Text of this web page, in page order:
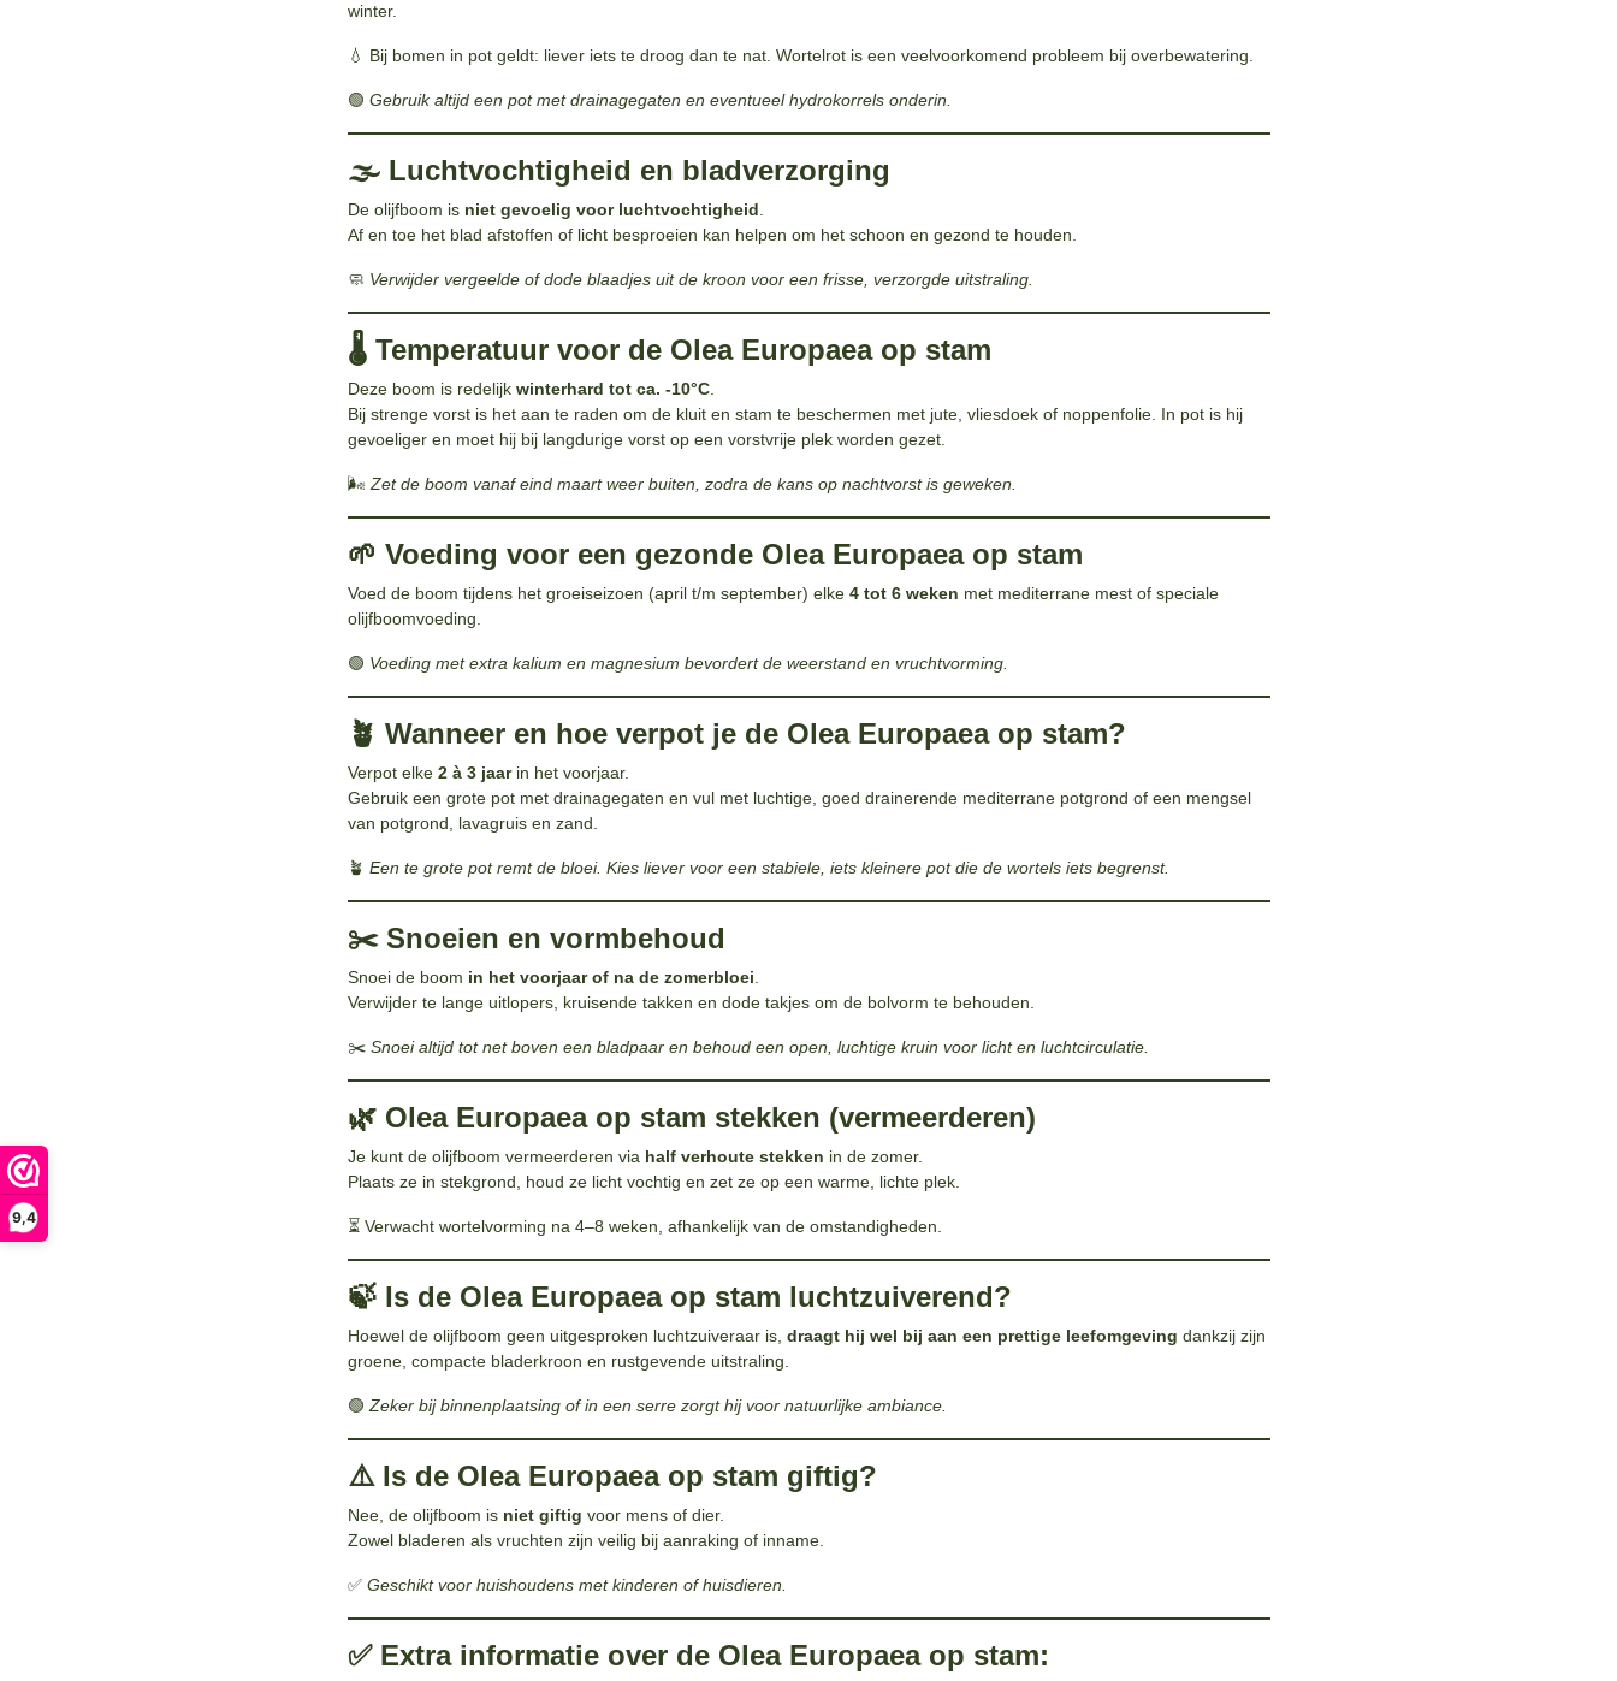
9,4
winter.
💧 Bij bomen in pot geldt: liever iets te droog dan te nat. Wortelrot is een veelvoorkomend probleem bij overbewatering.
🟢 Gebruik altijd een pot met drainagegaten en eventueel hydrokorrels onderin.
🌫️ Luchtvochtigheid en bladverzorging
De olijfboom is niet gevoelig voor luchtvochtigheid
Af en toe het blad afstoffen of licht besproeien kan helpen om het schoon en gezond te houden.
🧼 Verwijder vergeelde of dode blaadjes uit de kroon voor een frisse, verzorgde uitstraling.
🌡️ Temperatuur voor de Olea Europaea op stam
Deze boom is redelijk winterhard tot ca. -10°C.
Bij strenge vorst is het aan te raden om de kluit en stam te beschermen met jute, vliesdoek of noppenfolie. In pot is hij
gevoeliger en moet hij bij langdurige vorst op een vorstvrije plek worden gezet.
🌬️ Zet de boom vanaf eind maart weer buiten, zodra de kans op nachtvorst is geweken.
🌱 Voeding voor een gezonde Olea Europaea op stam
Voed de boom tijdens het groeiseizoen (april t/m september) elke 4 tot 6 weken met mediterrane mest of speciale
olijfboomvoeding.
🟢 Voeding met extra kalium en magnesium bevordert de weerstand en vruchtvorming.
🪴 Wanneer en hoe verpot je de Olea Europaea op stam?
Verpot elke 2 à 3 jaarin het voorjaar.
Gebruik een grote pot met drainagegaten en vul met luchtige, goed drainerende mediterrane potgrond of een mengsel
van potgrond, lavagruis en zand.
🪴 Een te grote pot remt de bloei. Kies liever voor een stabiele, iets kleinere pot die de wortels iets begrenst.
✂️ Snoeien en vormbehoud
Snoei de boom in het voorjaar of na de zomerbloei
Verwijder te lange uitlopers, kruisende takken en dode takjes om de bolvorm te behouden.
✂️ Snoei altijd tot net boven een bladpaar en behoud een open, luchtige kruin voor licht en luchtcirculatie.
🌿 Olea Europaea op stam stekken (vermeerderen)
Je kunt de olijfboom vermeerderen via half verhoute stekken in de zomer.
Plaats ze in stekgrond, houd ze licht vochtig en zet ze op een warme, lichte plek.
⏳ Verwacht wortelvorming na 4–8 weken, afhankelijk van de omstandigheden.
🍃 Is de Olea Europaea op stam luchtzuiverend?
Hoewel de olijfboom geen uitgesproken luchtzuiveraar is, draagt hij wel bij aan een prettige leefomgeving dankzij zijn
groene, compacte bladerkroon en rustgevende uitstraling.
🟢 Zeker bij binnenplaatsing of in een serre zorgt hij voor natuurlijke ambiance.
⚠️ Is de Olea Europaea op stam giftig?
Nee, de olijfboom is niet giftig voor mens of dier.
Zowel bladeren als vruchten zijn veilig bij aanraking of inname.
✅ Geschikt voor huishoudens met kinderen of huisdieren.
✅ Extra informatie over de Olea Europaea op stam: